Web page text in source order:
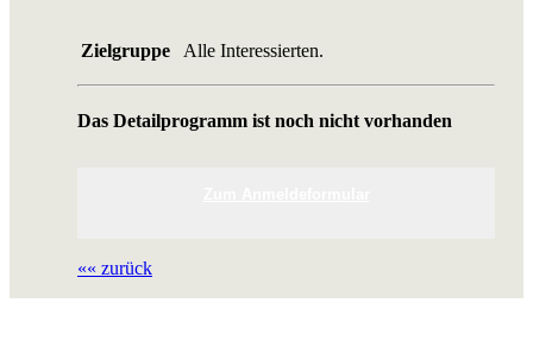
Zielgruppe Alle Interessierten.
Das Detailprogramm ist noch nicht vorhanden
«« zurück